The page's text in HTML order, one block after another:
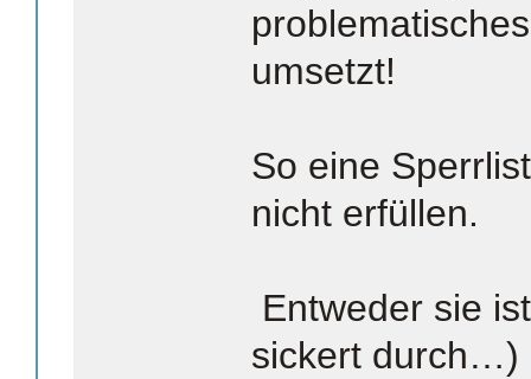
umsetzt!
So eine
nicht erfüllen.
Entweder sie
sickert durch…)